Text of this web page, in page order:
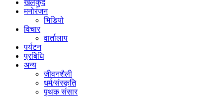
खेलकुद
मनोरंजन
भिडियो
विचार
वार्तालाप
पर्यटन
प्रबिधि
अन्य
जीवनशैली
धर्म/संस्कृति
पृथक संसार